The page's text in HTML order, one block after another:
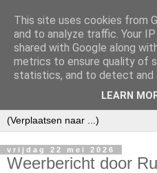
vrijdag 22 mei 2026
Weerbericht door
This site uses cookies from
and to analyze traffic. Your
shared with Google along
metrics to ensure quality of
statistics, and to detect and
LEARN